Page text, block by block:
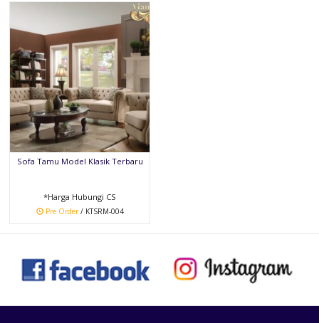
Sofa Tamu Model Klasik Terbaru
*Harga Hubungi CS
Pre Order/ KTSRM-004